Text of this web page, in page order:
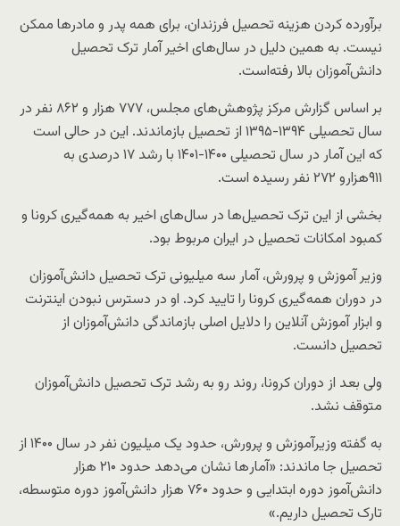
برآورده کردن هزینه تحصیل فرزندان، برای همه پدر و مادرها ممکن
نیست. به همین دلیل در سال‌های اخیر آمار ترک تحصیل
دانش‌آموزان بالا رفته‌است.
بر اساس گزارش مرکز پژوهش‌های مجلس، ۷۷۷ هزار و ۸۶۲ نفر در
سال تحصیلی ۱۳۹۴-۱۳۹۵ از تحصیل بازماندند. این در حالی است
که این آمار در سال تحصیلی ۱۴۰۰-۱۴۰۱ با رشد ۱۷ درصدی به
۹۱۱هزارو ۲۷۲ نفر رسیده است.
بخشی از این ترک تحصیل‌ها در سال‌های اخیر به همه‌گیری کرونا و
کمبود امکانات تحصیل در ایران مربوط بود.
وزیر آموزش و پرورش، آمار سه میلیونی ترک تحصیل دانش‌آموزان
در دوران همه‌گیری کرونا را تایید کرد. او در دسترس نبودن اینترنت
و ابزار آموزش آنلاین را دلایل اصلی بازماندگی دانش‌آموزان از
تحصیل دانست.
ولی بعد از دوران کرونا، روند رو به رشد ترک تحصیل دانش‌آموزان
متوقف نشد.
به گفته وزیر‌آموزش و پرورش، حدود یک میلیون نفر در سال ۱۴۰۰ از
تحصیل جا ماندند: «آمار‌ها نشان می‌دهد حدود ۲۱۰ هزار
دانش‌آموز دوره ابتدایی و حدود ۷۶۰ هزار دانش‌آموز دوره متوسطه،
تارک تحصیل داریم.»